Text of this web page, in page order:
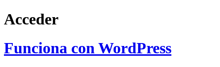
Acceder
Funciona con WordPress